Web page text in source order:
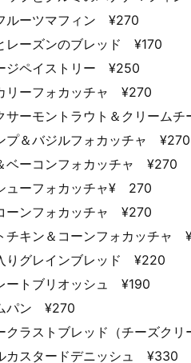
ルーツマフィン ¥270
レーズンのブレッド ¥170
ジペイストリー ¥250
リーフォカッチャ ¥270
サーモントラウト＆クリーム
プ＆バジルフォカッチャ ¥270
ベーコンフォカッチャ ¥270
ューフォカッチャ¥ 270
ーンフォカッチャ ¥270
チキン＆コーンフォカッチャ
りグレインブレッド ¥220
ートブリオッシュ ¥190
パン ¥270
クラストブレッド（チーズク
カスタードデニッシュ ¥330